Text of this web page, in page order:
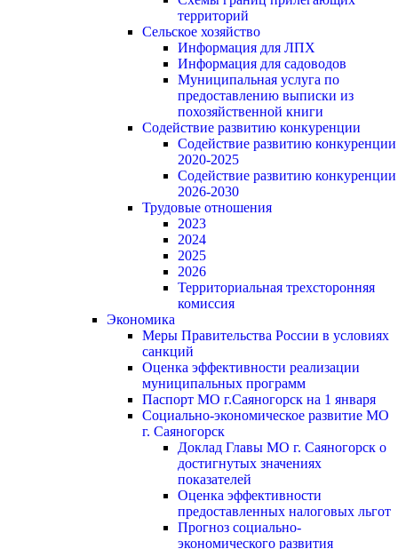
территорий
Сельское хозяйство
Информация для ЛПХ
Информация для садоводов
Муниципальная услуга по
предоставлению выписки из
похозяйственной книги
Содействие развитию конкуренции
Содействие развитию конкуренции
2020-2025
Содействие развитию конкуренции
2026-2030
Трудовые отношения
2023
2024
2025
2026
Территориальная трехсторонняя
комиссия
Экономика
Меры Правительства России в условиях
санкций
Оценка эффективности реализации
муниципальных программ
Паспорт МО г.Саяногорск на 1 января
Социально-экономическое развитие МО
г. Саяногорск
Доклад Главы МО г. Саяногорск о
достигнутых значениях
показателей
Оценка эффективности
предоставленных налоговых льгот
Прогноз социально-
экономического развития